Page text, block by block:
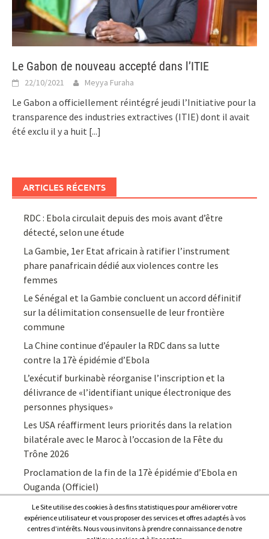
Le Gabon de nouveau accepté dans l’ITIE
22/10/2021 Meyya Furaha
Le Gabon a officiellement réintégré jeudi l’Initiative pour la
transparence des industries extractives (ITIE) dont il avait
été exclu il y a huit [...]
ARTICLES RÉCENTS
RDC : Ebola circulait depuis des mois avant d’être
détecté, selon une étude
La Gambie, 1er Etat africain à ratifier l’instrument
phare panafricain dédié aux violences contre les
femmes
Le Sénégal et la Gambie concluent un accord définitif
sur la délimitation consensuelle de leur frontière
commune
La Chine continue d’épauler la RDC dans sa lutte
contre la 17è épidémie d’Ebola
L’exécutif burkinabè réorganise l’inscription et la
délivrance de «l’identifiant unique électronique des
personnes physiques»
Les USA réaffirment leurs priorités dans la relation
bilatérale avec le Maroc à l’occasion de la Fête du
Trône 2026
Proclamation de la fin de la 17è épidémie d’Ebola en
Ouganda (Officiel)
Le Site utilise des cookies à des fins statistiques pour améliorer votre
expérience utilisateur et vous proposer des services et offres adaptés à vos
centres d’intérêts. Nous vous invitons à prendre connaissance de notre